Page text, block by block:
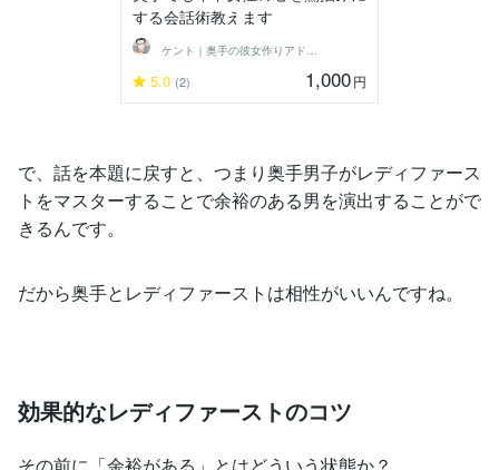
する会話術教えます
ケント｜奥手の彼女作りアドバイザー
5.0 (2) 1,000円
で、話を本題に戻すと、つまり奥手男子がレディファース
トをマスターすることで余裕のある男を演出することがで
きるんです。
だから奥手とレディファーストは相性がいいんですね。
効果的なレディファーストのコツ